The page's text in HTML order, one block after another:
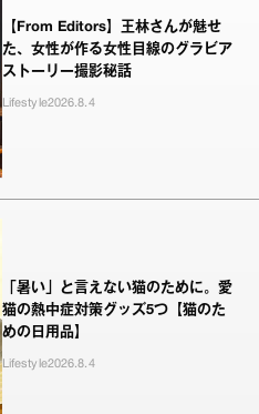
【From Editors】王林さんが魅せ
た、女性が作る女性目線のグラビア
ストーリー撮影秘話
Lifestyle2026.8.4
「暑い」と言えない猫のために。愛
猫の熱中症対策グッズ5つ【猫のた
めの日用品】
Lifestyle2026.8.4